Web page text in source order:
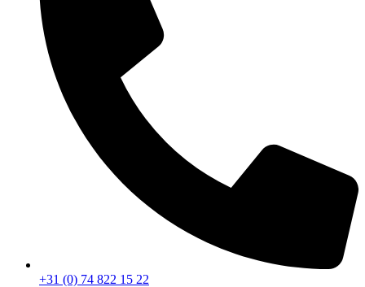
+31 (0) 74 822 15 22